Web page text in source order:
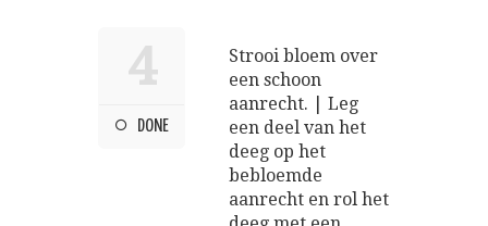
4
DONE
Strooi bloem over
een schoon
aanrecht. | Leg
een deel van het
deeg op het
bebloemde
aanrecht en rol het